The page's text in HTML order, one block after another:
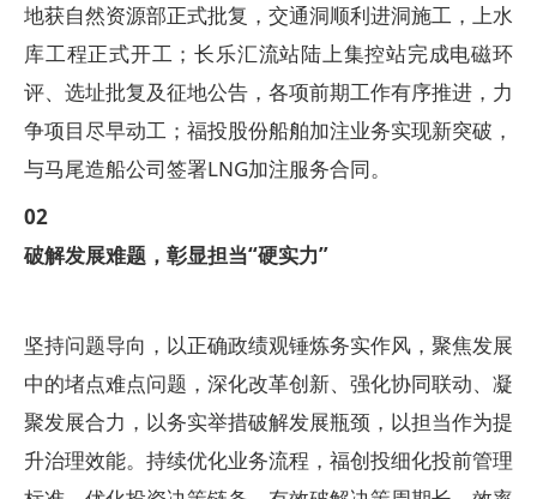
地获自然资源部正式批复，交通洞顺利进洞施工，上水
库工程正式开工； 长乐汇流站陆上集控站完成电磁环
评、选址批复及征地公告，各项前期工作有序推进，力
争项目尽早动工；福投股份船舶加注业务实现新突破，
与马尾造船公司签署LNG加注服务合同。
02
破解发展难题，彰显担当“硬实力”
坚持问题导向，以正确政绩观锤炼务实作风，聚焦发展
中的堵点难点问题，深化改革创新、强化协同联动、凝
聚发展合力，以务实举措破解发展瓶颈，以担当作为提
升治理效能。持续优化业务流程， 福创投细化投前管理